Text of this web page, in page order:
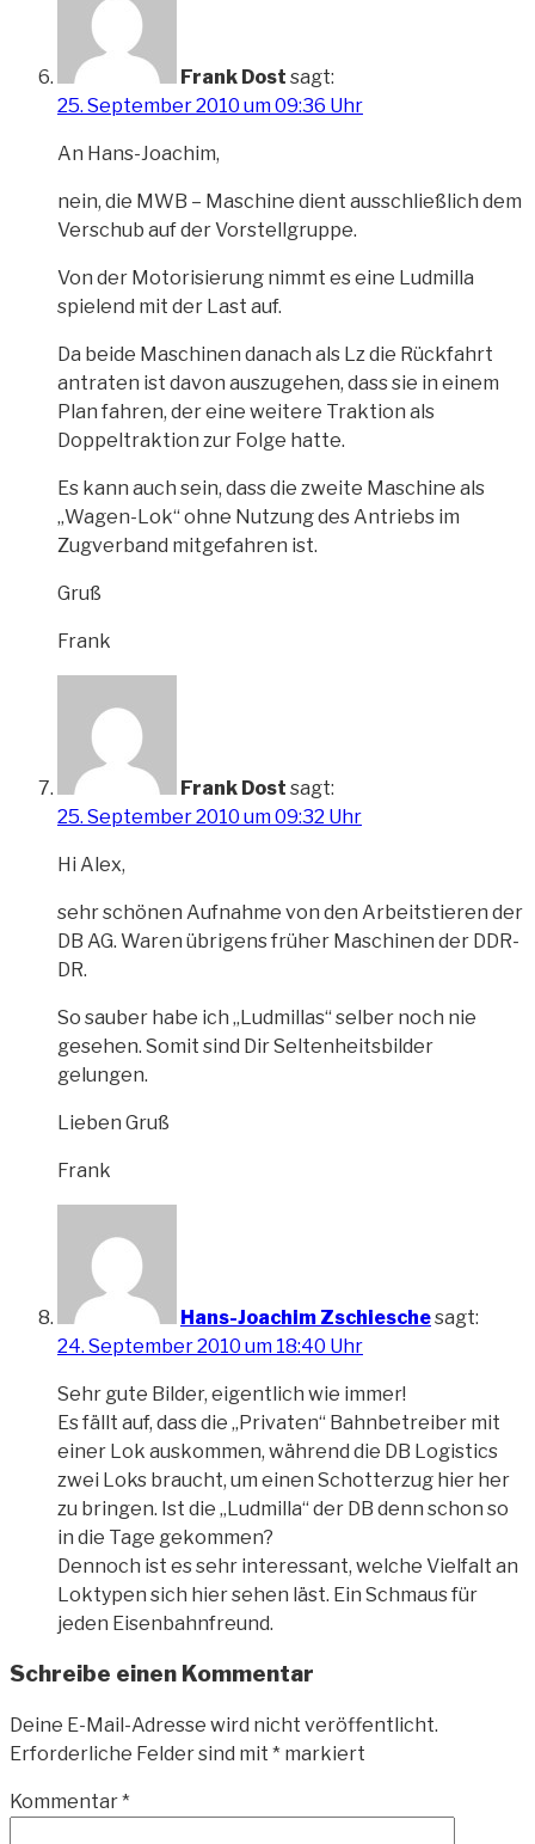
Frank Dost sagt:
25. September 2010 um 09:36 Uhr
An Hans-Joachim,
nein, die MWB – Maschine dient ausschließlich dem
Verschub auf der Vorstellgruppe.
Von der Motorisierung nimmt es eine Ludmilla
spielend mit der Last auf.
Da beide Maschinen danach als Lz die Rückfahrt
antraten ist davon auszugehen, dass sie in einem
Plan fahren, der eine weitere Traktion als
Doppeltraktion zur Folge hatte.
Es kann auch sein, dass die zweite Maschine als
„Wagen-Lok“ ohne Nutzung des Antriebs im
Zugverband mitgefahren ist.
Gruß
Frank
Frank Dost sagt:
25. September 2010 um 09:32 Uhr
Hi Alex,
sehr schönen Aufnahme von den Arbeitstieren der
DB AG. Waren übrigens früher Maschinen der DDR-
DR.
So sauber habe ich „Ludmillas“ selber noch nie
gesehen. Somit sind Dir Seltenheitsbilder
gelungen.
Lieben Gruß
Frank
Hans-Joachim Zschieschesagt:
24. September 2010 um 18:40 Uhr
Sehr gute Bilder, eigentlich wie immer!
Es fällt auf, dass die „Privaten“ Bahnbetreiber mit
einer Lok auskommen, während die DB Logistics
zwei Loks braucht, um einen Schotterzug hier her
zu bringen. Ist die „Ludmilla“ der DB denn schon so
in die Tage gekommen?
Dennoch ist es sehr interessant, welche Vielfalt an
Loktypen sich hier sehen läst. Ein Schmaus für
jeden Eisenbahnfreund.
Schreibe einen Kommentar
Deine E-Mail-Adresse wird nicht veröffentlicht.
Erforderliche Felder sind mit * markiert
Kommentar*